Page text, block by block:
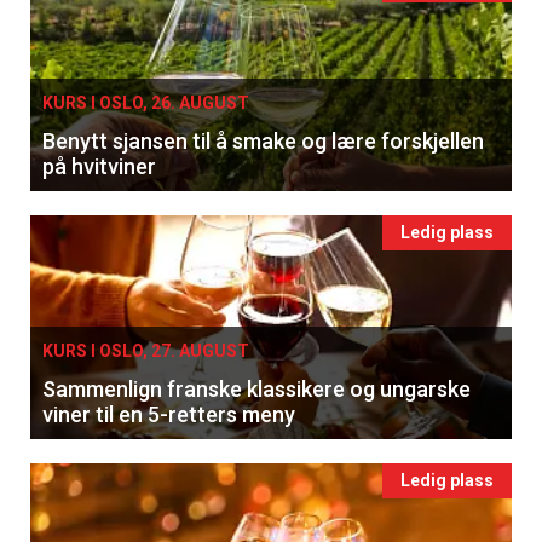
KURS I OSLO, 26. AUGUST
Benytt sjansen til å smake og lære forskjellen
på hvitviner
Ledig plass
KURS I OSLO, 27. AUGUST
Sammenlign franske klassikere og ungarske
viner til en 5-retters meny
Ledig plass